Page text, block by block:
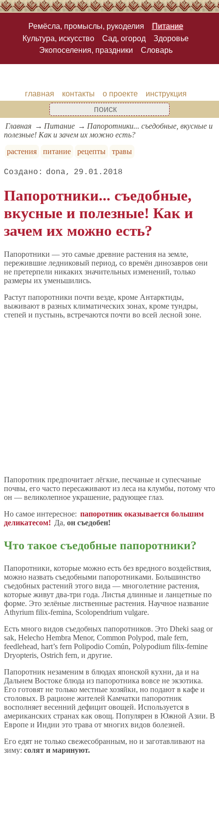
Ремёсла, промыслы, рукоделия
Питание
Культура, искусство
Сад, огород
Здоровье
Экопоселения, праздники
Словарь
главная контакты о проекте инструкция
Главная Питание
Папоротники... съедобные, вкусные и
полезные! Как и зачем их можно есть?
растения
питание рецепты травы
dona 29.01.2018
Папоротники... съедобные,
вкусные и полезные! Как и
зачем их можно есть?
Папоротники — это самые древние растения на земле,
пережившие ледниковый период, со времён динозавров они
не претерпели никаких значительных изменений, только
размеры их уменьшились.
Растут папоротники почти везде, кроме Антарктиды,
выживают в разных климатических зонах, кроме тундры,
степей и пустынь, встречаются почти во всей лесной зоне.
Папоротник предпочитает лёгкие, песчаные и супесчаные
почвы, его часто пересаживают из леса на клумбы, потому что
он — великолепное украшение, радующее глаз.
Но самое интересное: папоротник оказывается большим
деликатесом! Да, он съедобен!
Что такое съедобные папоротники?
Папоротники, которые можно есть без вредного воздействия,
можно назвать съедобными папоротниками. Большинство
съедобных растений этого вида — многолетние растения,
которые живут два-три года. Листья длинные и ланцетные по
форме. Это зелёные лиственные растения. Научное название
Athyrium filix-femina, Scolopendrium vulgare.
Есть много видов съедобных папоротников. Это Dheki saag or
sak, Helecho Hembra Menor, Common Polypod, male fern,
feedlehead, hart’s fern Polipodio Común, Polypodium filix-femine
Dryopteris, Ostrich fern, и другие.
Папоротник незаменим в блюдах японской кухни, да и на
Дальнем Востоке блюда из папоротника вовсе не экзотика.
Его готовят не только местные хозяйки, но подают в кафе и
столовых. В рационе жителей Камчатки папоротник
восполняет весенний дефицит овощей. Используется в
американских странах как овощ. Популярен в Южной Азии. В
Европе и Индии это трава от многих видов болезней.
Его едят не только свежесобранным, но и заготавливают на
зиму: солят и маринуют.